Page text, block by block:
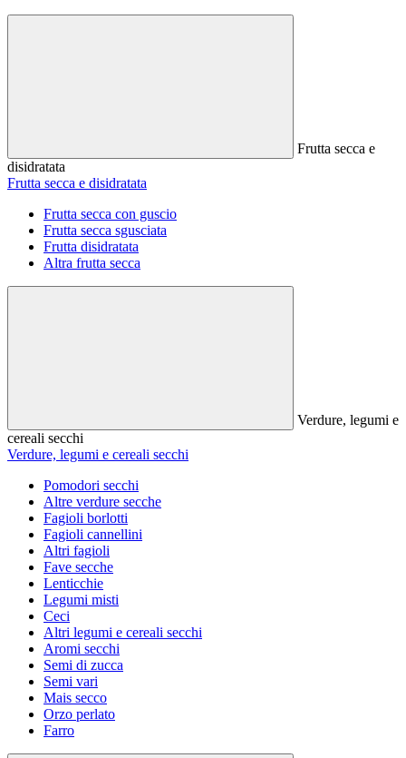
Frutta secca e
disidratata
Frutta secca e disidratata
Frutta secca con guscio
Frutta secca sgusciata
Frutta disidratata
Altra frutta secca
Verdure, legumi e
cereali secchi
Verdure, legumi e cereali secchi
Pomodori secchi
Altre verdure secche
Fagioli borlotti
Fagioli cannellini
Altri fagioli
Fave secche
Lenticchie
Legumi misti
Ceci
Altri legumi e cereali secchi
Aromi secchi
Semi di zucca
Semi vari
Mais secco
Orzo perlato
Farro